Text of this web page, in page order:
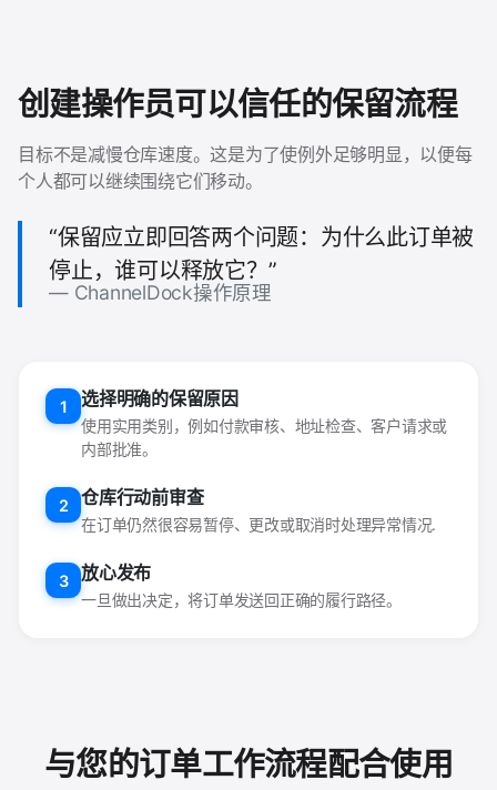
创建操作员可以信任的保留流程
目标不是减慢仓库速度。这是为了使例外足够明显，以便每
个人都可以继续围绕它们移动。
“保留应立即回答两个问题：为什么此订单被
停止，谁可以释放它？”
ChannelDock操作原理
1 选择明确的保留原因
使用实用类别，例如付款审核、地址检查、客户请求或
内部批准。
2 仓库行动前审查
在订单仍然很容易暂停、更改或取消时处理异常情况.
3 放心发布
一旦做出决定，将订单发送回正确的履行路径。
与您的订单工作流程配合使用